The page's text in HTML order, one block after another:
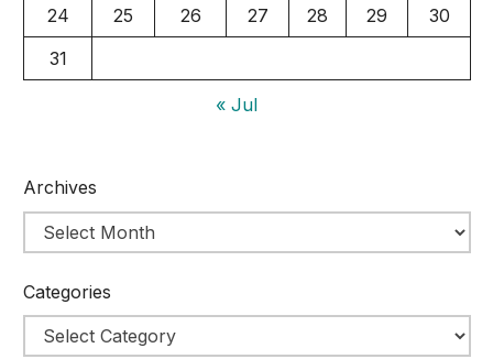
24
25 26 27 28 29
30
31
« Jul
Archives
Categories